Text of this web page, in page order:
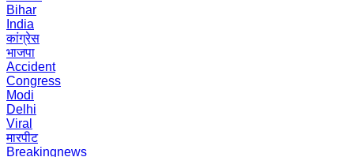
Bihar
India
कांग्रेस
भाजपा
Accident
Congress
Modi
Delhi
Viral
मारपीट
Breakingnews